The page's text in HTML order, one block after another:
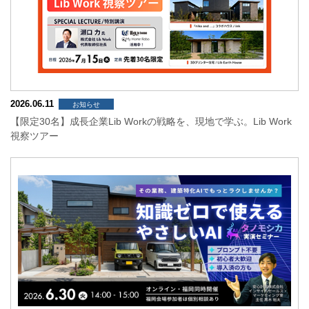
2026.06.11 お知らせ
【限定30名】成長企業Lib Workの戦略を、現地で学ぶ。Lib Work
視察ツアー